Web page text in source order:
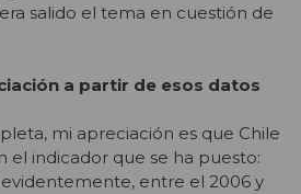
salido el tema en cuestión de
a partir de esos datos
mi apreciación es que Chile
el indicador que se ha puesto:
entre el 2006 y